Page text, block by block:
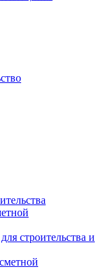
строительства и